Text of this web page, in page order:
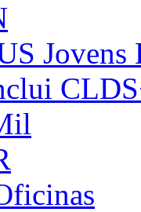
Jovens